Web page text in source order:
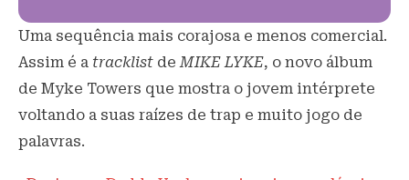
Uma sequência mais corajosa e menos comercial.
Assim é a tracklist deMIKE LYKE, o novo álbum
de Myke Towers que mostra o jovem intérprete
voltando a suas raízes de trap e muito jogo de
palavras.